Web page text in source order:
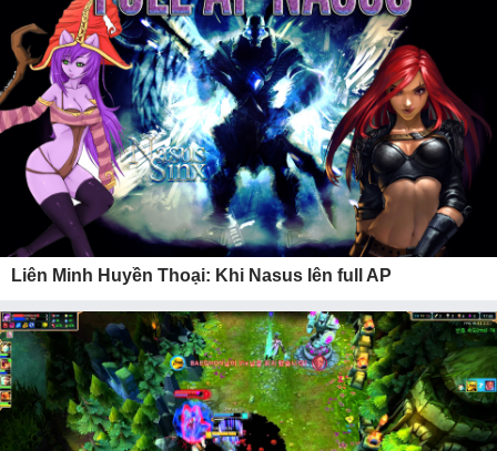
Liên Minh Huyền Thoại: Khi Nasus lên full AP